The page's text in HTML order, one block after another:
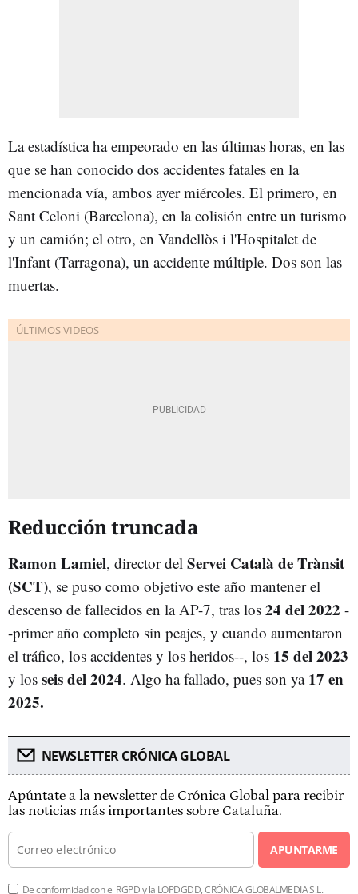
La estadística ha empeorado en las últimas horas, en las
que se han conocido dos accidentes fatales en la
mencionada vía, ambos ayer miércoles. El primero, en
Sant Celoni (Barcelona), en la colisión entre un turismo
y un camión; el otro, en Vandellòs i l'Hospitalet de
l'Infant (Tarragona), un accidente múltiple. Dos son las
muertas.
Reducción truncada
Ramon Lamiel, director del Servei Català de Trànsit
(SCT), se puso como objetivo este año mantener el
descenso de fallecidos en la AP-7, tras los 24 del 2022 -
-primer año completo sin peajes, y cuando aumentaron
el tráfico, los accidentes y los heridos--, los 15 del 2023
y los seis del 2024. Algo ha fallado, pues son ya 17 en
2025.
NEWSLETTER CRÓNICA GLOBAL
Apúntate a la newsletter de Crónica Global para recibir
las noticias más importantes sobre Cataluña.
APUNTARME
De conformidad con el RGPD y la LOPDGDD, CRÓNICA GLOBALMEDIA S.L.